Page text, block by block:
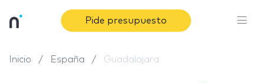
Pide presupuesto
Inicio España Guadalajara